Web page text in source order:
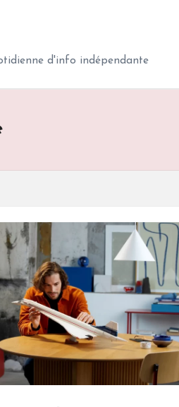
d'info indépendante